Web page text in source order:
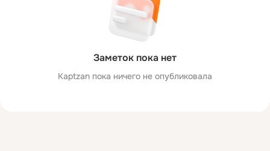
Заметок пока нет
Kaptzan пока ничего не опубликовала